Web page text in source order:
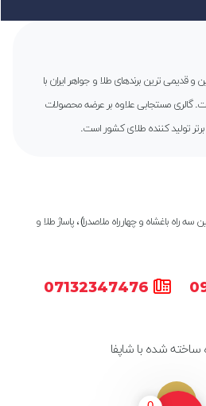
و قدیمی ترین برندهای طلا و جواهر ایران با
گالری مستجابی علاوه بر عرضه محصولات
برتر تولید کننده طلای کشور است.
سه راه باغشاه و چهارراه ملاصدرا) ، پاساژ طلا و
ساخته شده با شاپفا